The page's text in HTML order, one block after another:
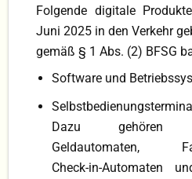
Folgende digitale
Juni 2025 in den Verkehr
gemäß § 1 Abs. (2) BFSG
Software und
Dazu gehören
Geldautomaten,
Check-in-Automaten